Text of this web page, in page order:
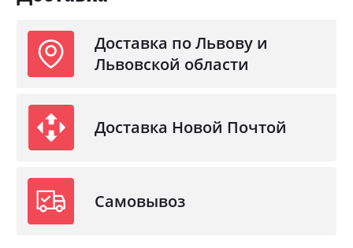
Доставка по Львову и
Львовской области
Доставка Новой Почтой
Самовывоз